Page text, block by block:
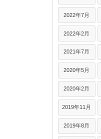
2022年7月
2022年2月
2021年7月
2020年5月
2020年2月
2019年11月
2019年8月